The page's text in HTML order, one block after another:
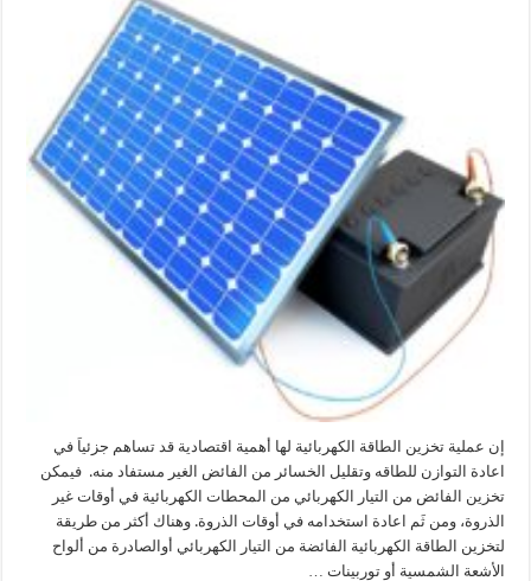
إن عملية تخزين الطاقة الكهربائية لها أهمية اقتصادية قد تساهم جزئياَ في
اعادة التوازن للطاقه وتقليل الخسائر من الفائض الغير مستفاد منه. فيمكن
تخزين الفائض من التيار الكهربائي من المحطات الكهربائية في أوقات غير
الذروة، ومن ثَم اعادة استخدامه في أوقات الذروة. وهناك أكثر من طريقة
لتخزين الطاقة الكهربائية الفائضة من التيار الكهربائي أوالصادرة من ألواح
الأشعة الشمسية أو توربينات …